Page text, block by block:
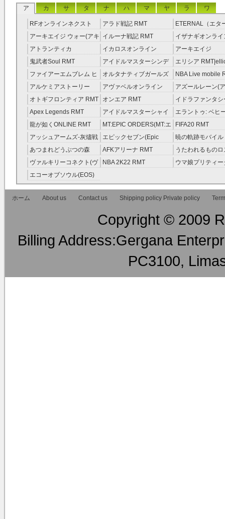
ア カ サ タ ナ ハ マ ヤ ラ ワ
RFオンラインネクスト
RMT
アラド戦記 RMT
ETERNAL（エタ
RMT
アーキエイジ ウォー(アキ
ウオ) RMT
イルーナ戦記 RMT
イザナギオンライ
アトランティカ
RMT|Atlantica RMT
イカロスオンライン
RMT（予約制）
アーキエイジ
RMT|ArcheAge
約制）
鬼武者Soul RMT
アイドルマスターシンデ
レラガールズ(モバマス)
RMT
エリシア
RMT
ファイアーエムブレム ヒ
ーローズ(FEヒーローズ)
RMT
オルタナティブガールズ
RMT
NBA Live mobile
アルケミアストーリー
（アルスト） RMT
アヴァベルオンライン
RMT
アズールレーン(
RMT
オトギフロンティア RMT オンエア RMT
イドラファンタシ
ーサーガ RMT
Apex Legends RMT
アイドルマスターシャイ
ニーカラーズ(シャニマス)
RMT
エラントゥ: ベヒ
ピリット RMT
龍が如くONLINE RMT
MT:EPIC ORDERS(MT:エ
ピック・オーダーズ)
RMT
FIFA20 RMT
アッシュアームズ‐灰燼戦
線 RMT
エピックセブン(Epic
Seven) RMT
暁の軌跡モバイル
伝説 ） RMT
あつまれどうぶつの森
RMT
AFKアリーナ RMT
うたわれるもの
ラグ(ロスフラ)
ヴァルキリーコネクト(ヴ
ァルコネ) RMT
NBA 2K22 RMT
ウマ娘プリティー
エコーオブソウル(EOS)
RMT
ホーム
About us Contact us Shipping policy Private policy
Copyright © 2009
Billing Address:Gergana
PC3100,